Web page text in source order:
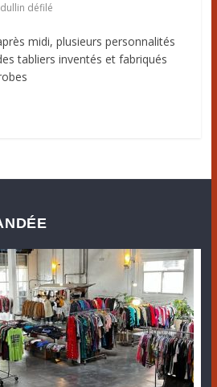
défilé
midi, plusieurs personnalités
tabliers inventés et fabriqués